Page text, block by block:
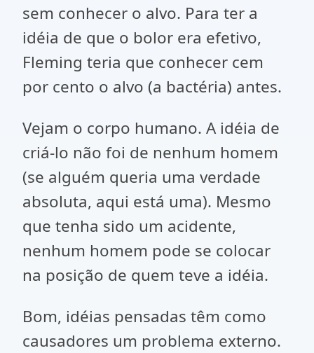
sem conhecer o alvo. Para ter a
idéia de que o bolor era efetivo,
Fleming teria que conhecer cem
por cento o alvo (a bactéria) antes.
Vejam o corpo humano. A idéia de
criá-lo não foi de nenhum homem
(se alguém queria uma verdade
absoluta, aqui está uma). Mesmo
que tenha sido um acidente,
nenhum homem pode se colocar
na posição de quem teve a idéia.
Bom, idéias pensadas têm como
causadores um problema externo.